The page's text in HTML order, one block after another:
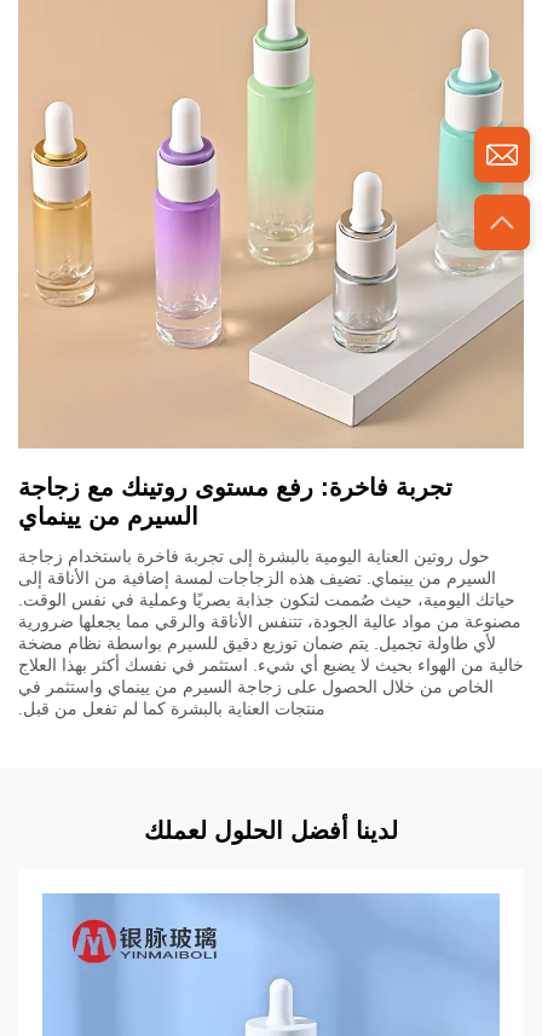
تجربة فاخرة: رفع مستوى روتينك مع زجاجة
السيرم من يينماي
حول روتين العناية اليومية بالبشرة إلى تجربة فاخرة باستخدام زجاجة
السيرم من يينماي. تضيف هذه الزجاجات لمسة إضافية من الأناقة إلى
حياتك اليومية، حيث صُممت لتكون جذابة بصريًا وعملية في نفس الوقت.
مصنوعة من مواد عالية الجودة، تتنفس الأناقة والرقي مما يجعلها ضرورية
لأي طاولة تجميل. يتم ضمان توزيع دقيق للسيرم بواسطة نظام مضخة
خالية من الهواء بحيث لا يضيع أي شيء. استثمر في نفسك أكثر بهذا العلاج
الخاص من خلال الحصول على زجاجة السيرم من يينماي واستثمر في
منتجات العناية بالبشرة كما لم تفعل من قبل.
لدينا أفضل الحلول لعملك